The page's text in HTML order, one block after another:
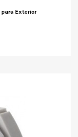
para Exterior